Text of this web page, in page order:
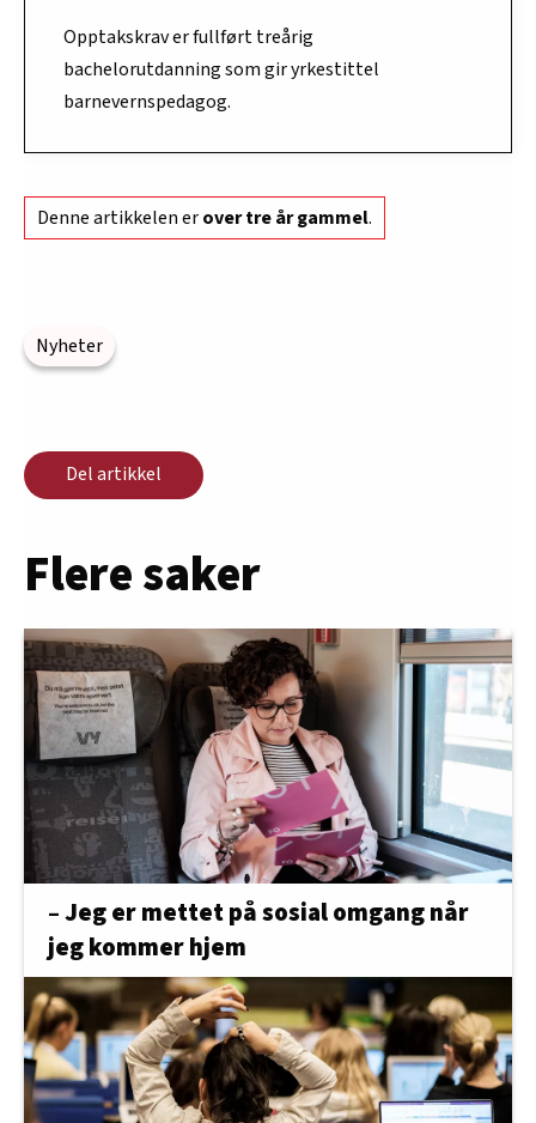
Opptakskrav er fullført treårig
bachelorutdanning som gir yrkestittel
barnevernspedagog.
Denne artikkelen erover tre år gammel.
Nyheter
Del artikkel
Flere saker
– Jeg er mettet på sosial omgang når
jeg kommer hjem